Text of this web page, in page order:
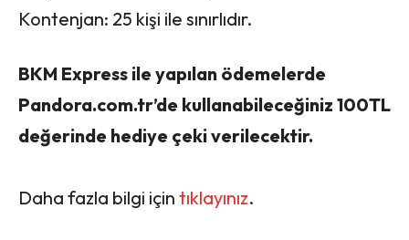
Kontenjan: 25 kişi ile sınırlıdır.
BKM Express ile yapılan ödemelerde
Pandora.com.tr’de kullanabileceğiniz 100TL
değerinde hediye çeki verilecektir.
Daha fazla bilgi için tıklayınız.